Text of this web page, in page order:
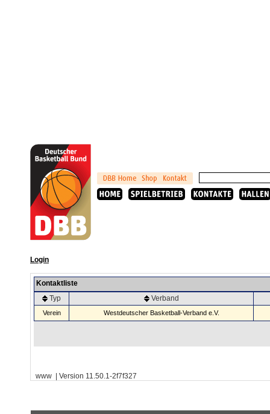
Login
Kontaktliste
Typ
Verband
Verein Westdeutscher Basketball-Verband e.V.
www | Version 11.50.1-2f7f327